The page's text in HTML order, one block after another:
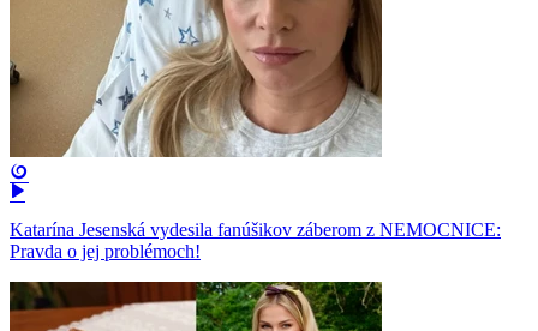
Katarína Jesenská vydesila fanúšikov záberom z NEMOCNICE:
Pravda o jej problémoch!